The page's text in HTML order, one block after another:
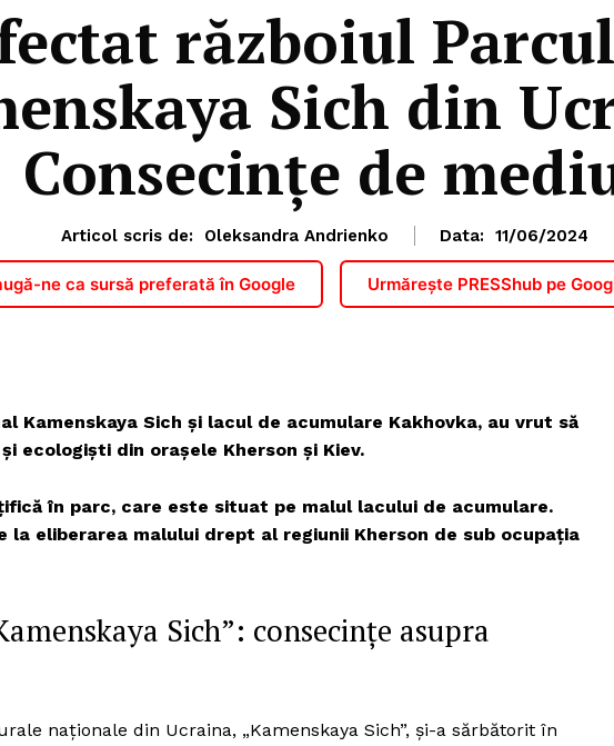
războiul
Sich din
Consecințe de
Articol scris de: Oleksandra Andrienko Data: 11/06/2024
ne ca sursă preferată în Google Urmărește PRESShub pe
Kamenskaya Sich și lacul de acumulare Kakhovka, au vrut să
ecologiști din orașele Kherson și Kiev.
în parc, care este situat pe malul lacului de acumulare.
eliberarea malului drept al regiunii Kherson de sub ocupația
Sich”: consecințe asupra
naționale din Ucraina, „Kamenskaya Sich”, și-a sărbătorit în